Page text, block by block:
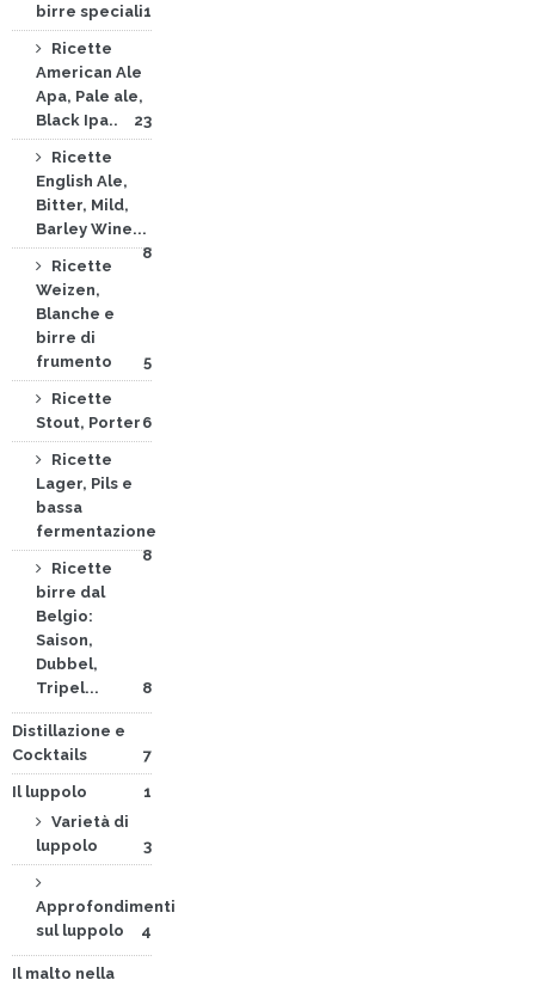
birre speciali1
Ricette
American Ale
Apa, Pale ale,
Black Ipa..
23
Ricette
English Ale,
Bitter, Mild,
Barley Wine...
8
Ricette
Weizen,
Blanche e
birre di
frumento
5
Ricette
Stout, Porter 6
Ricette
Lager, Pils e
bassa
fermentazione
8
Ricette
birre dal
Belgio:
Saison,
Dubbel,
Tripel...
8
Distillazione e
Cocktails
7
Il luppolo
1
Varietà di
luppolo
3
Approfondimenti
sul luppolo
4
Il malto nella